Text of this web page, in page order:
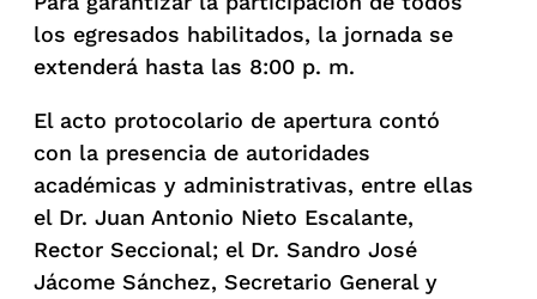
los egresados habilitados, la jornada se
extenderá hasta las 8:00 p. m.
El acto protocolario de apertura contó
con la presencia de autoridades
académicas y administrativas, entre ellas
el Dr. Juan Antonio Nieto Escalante,
Rector Seccional; el Dr. Sandro José
Jácome Sánchez, Secretario General y